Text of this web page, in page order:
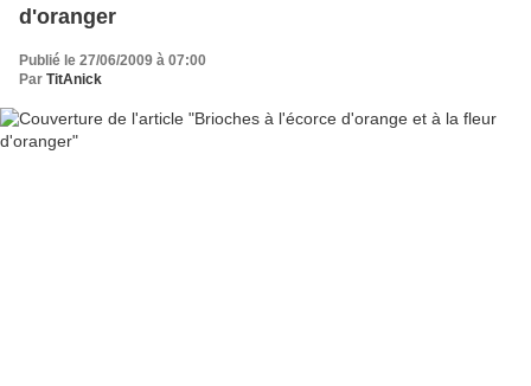
d'oranger
Publié le 27/06/2009 à 07:00
Par TitAnick